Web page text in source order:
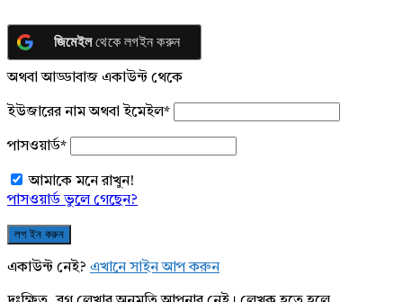
জিমেইলথেকে লগইন করুন
অথবা আড্ডাবাজ একাউন্ট থেকে
ইউজারের নাম অথবা ইমেইল*
পাসওয়ার্ড*
আমাকে মনে রাখুন!
পাসওয়ার্ড ভুলে গেছেন?
একাউন্ট নেই? এখানে সাইন আপ করুন